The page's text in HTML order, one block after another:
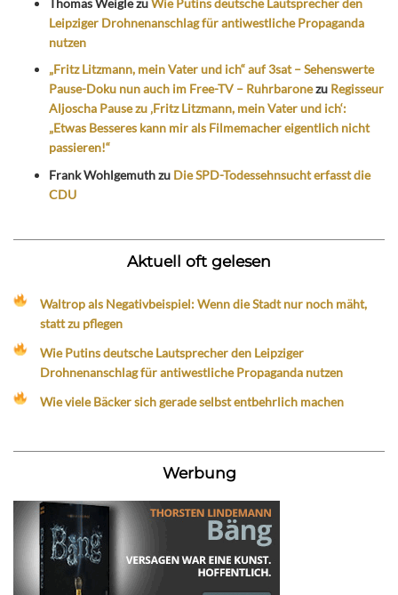
Leipziger Drohnenanschlag für antiwestliche Propaganda
nutzen
„Fritz Litzmann, mein Vater und ich“ auf 3sat – Sehenswerte
Pause-Doku nun auch im Free-TV – Ruhrbaronezu Regisseur
Aljoscha Pause zu ‚Fritz Litzmann, mein Vater und ich‘:
„Etwas Besseres kann mir als Filmemacher eigentlich nicht
passieren!“
Frank Wohlgemuthzu Die SPD-Todessehnsucht erfasst die
CDU
Aktuell oft gelesen
Waltrop als Negativbeispiel: Wenn die Stadt nur noch mäht,
statt zu pflegen
Wie Putins deutsche Lautsprecher den Leipziger
Drohnenanschlag für antiwestliche Propaganda nutzen
Wie viele Bäcker sich gerade selbst entbehrlich machen
Werbung